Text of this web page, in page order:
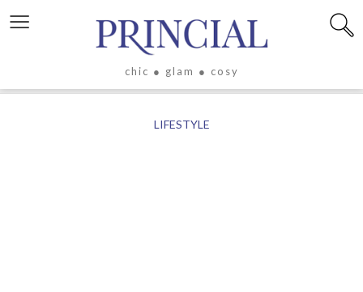
≡
chic ● glam ● cosy
LIFESTYLELIFESTYLE